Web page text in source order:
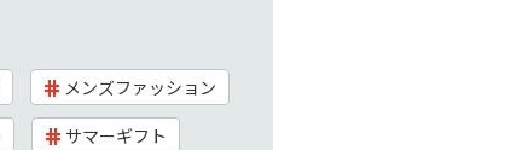
メンズファッション
サマーギフト